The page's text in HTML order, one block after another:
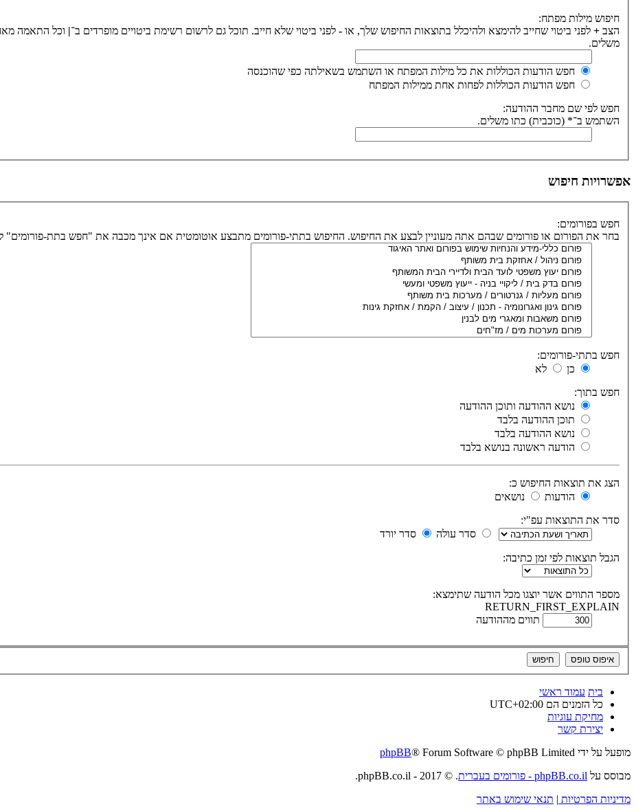
חיפוש מילות מפתח:
הצב + לפני ביטוי שחייב להימצא ולהיכלל בתוצאות החיפוש שלך, או - לפני ביטוי שלא חייב. תוכל גם לרשום רשימת ביטויים מופרדים ב־| וכל התאמה
משלים.
חפש הודעות הכוללות את כל מילות המפתח או השתמש בשאילתה כפי שהוכנסה
חפש הודעות הכוללות לפחות אחת ממילות המפתח
חפש לפי שם מחבר ההודעה:
השתמש ב־* (כוכבית) כתו משלים.
אפשרויות חיפוש
חפש בפורומים:
בחר את הפורום או פורומים שבהם אתה מעוניין לבצע את החיפוש. החיפוש בתתי-פורומים מתבצע אוטומטית אם אינך מכבה את "חפש בתת-פורומים"
חפש בתתי-פורומים:
כן
לא
חפש בתוך:
נושא ההודעה ותוכן ההודעה
תוכן ההודעה בלבד
נושא ההודעה בלבד
הודעה ראשונה בנושא בלבד
הצג את תוצאות החיפוש כ:
הודעות
נושאים
סדר את התוצאות עפ"י:
סדר עולה
סדר יורד
הגבל תוצאות לפי זמן כתיבה:
מספר התווים אשר יוצגו מכל הודעה שתימצא:
RETURN_FIRST_EXPLAIN
תווים מההודעה
בית עמוד ראשי
כל הזמנים הם UTC+02:00
מחיקת עוגיות
יצירת קשר
מופעל על ידי
phpBB® Forum Software © phpBB Limited
מבוסס על phpBB.co.il - פורומים בעברית
. © 2017 - phpBB.co.il.
מדיניות הפרטיות | תנאי שימוש באתר